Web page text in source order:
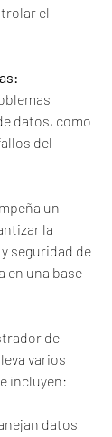
el
datos, como
del
un
la
seguridad de
en una base
de
varios
incluyen:
datos